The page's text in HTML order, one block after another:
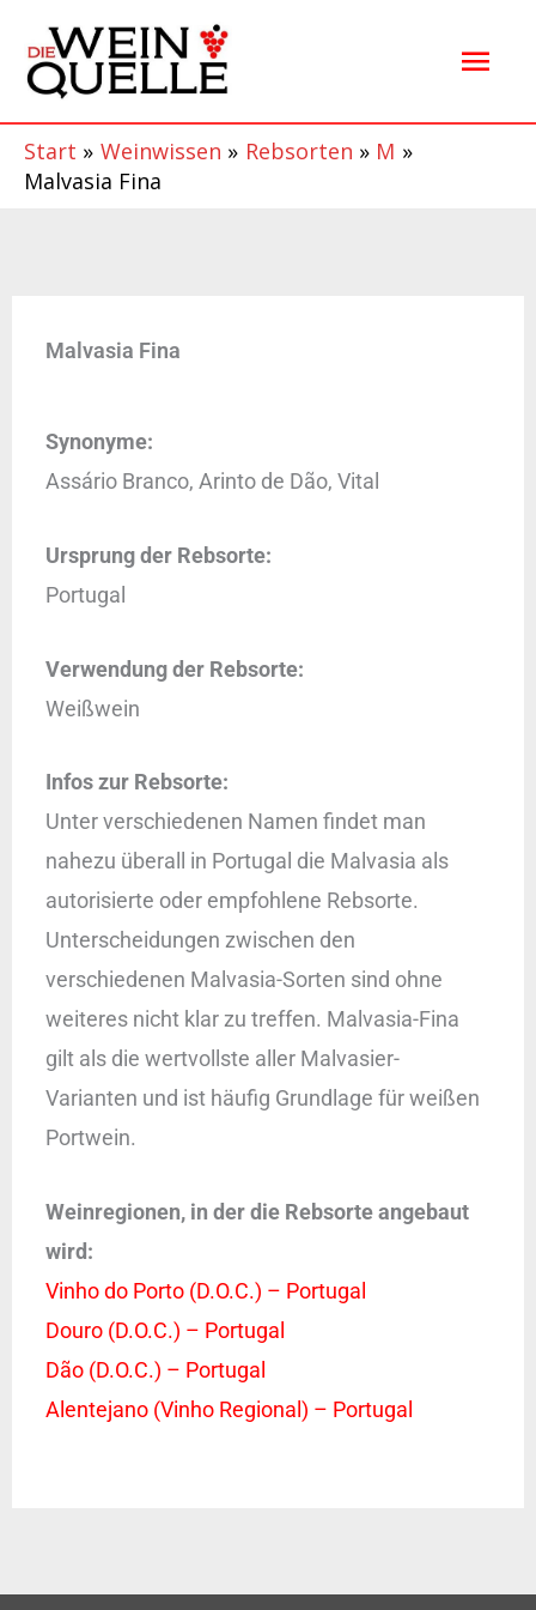
Inhalt
springen
Start Weinwissen Rebsorten
M
Malvasia Fina
Malvasia Fina
Synonyme:
Assário Branco, Arinto de Dão, Vital
Ursprung der Rebsorte:
Portugal
Verwendung der Rebsorte:
Weißwein
Infos zur Rebsorte:
Unter verschiedenen Namen findet man
nahezu überall in Portugal die Malvasia als
autorisierte oder empfohlene Rebsorte.
Unterscheidungen zwischen den
verschiedenen Malvasia-Sorten sind ohne
weiteres nicht klar zu treffen. Malvasia-Fina
gilt als die wertvollste aller Malvasier-
Varianten und ist häufig Grundlage für weißen
Portwein.
Weinregionen, in der die Rebsorte angebaut
wird:
Vinho do Porto (D.O.C.) – Portugal
Douro (D.O.C.) – Portugal
Dão (D.O.C.) – Portugal
Alentejano (Vinho Regional) – Portugal